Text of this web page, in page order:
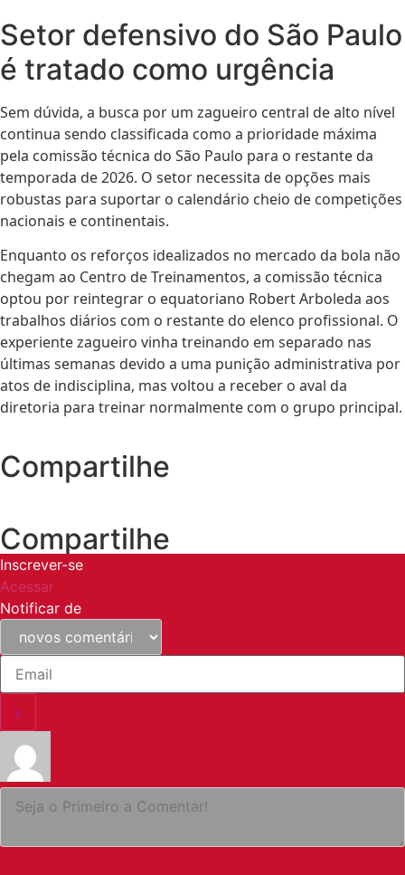
Setor defensivo do São Paulo
é tratado como urgência
Sem dúvida, a busca por um zagueiro central de alto nível
continua sendo classificada como a prioridade máxima
pela comissão técnica do São Paulo para o restante da
temporada de 2026. O setor necessita de opções mais
robustas para suportar o calendário cheio de competições
nacionais e continentais.
Enquanto os reforços idealizados no mercado da bola não
chegam ao Centro de Treinamentos, a comissão técnica
optou por reintegrar o equatoriano Robert Arboleda aos
trabalhos diários com o restante do elenco profissional. O
experiente zagueiro vinha treinando em separado nas
últimas semanas devido a uma punição administrativa por
atos de indisciplina, mas voltou a receber o aval da
diretoria para treinar normalmente com o grupo principal.
Compartilhe
Compartilhe
Inscrever-se
Acessar
Notificar de